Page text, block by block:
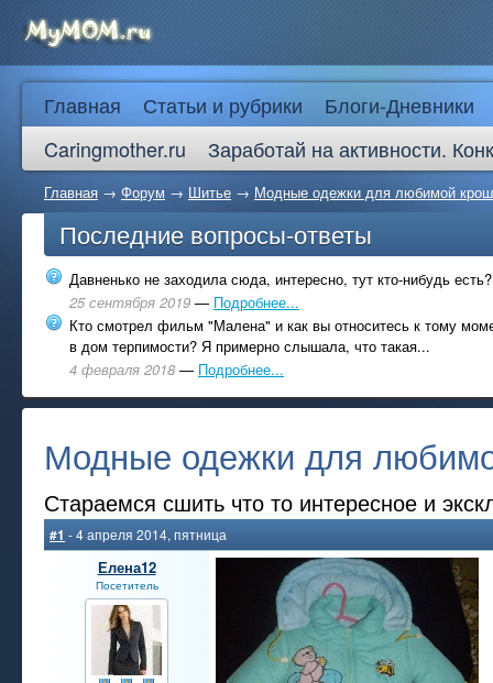
Главная Статьи и рубрики
Блоги-Дневники
Caringmother.ru
Заработай на активности.
Главная → Форум → Шитье → Модные одежки для любимой
Последние вопросы-ответы
Давненько не заходила сюда, интересно, тут кто-нибудь есть?
25 сентября 2019 — Подробнее...
Кто смотрел фильм "Малена" и как вы относитесь к тому
в дом терпимости? Я примерно слышала, что такая...
4 февраля 2018 — Подробнее...
Модные одежки для
Стараемся сшить что то интересное и
#1 - 4 апреля 2014, пятница
Елена12
Посетитель